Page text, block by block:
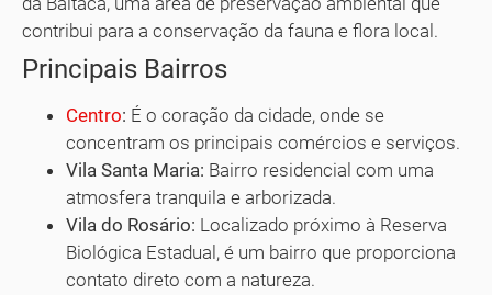
contribui para a conservação da fauna e flora local.
Principais Bairros
Centro: É o coração da cidade, onde se
concentram os principais comércios e serviços.
Vila Santa Maria: Bairro residencial com uma
atmosfera tranquila e arborizada.
Vila do Rosário: Localizado próximo à Reserva
Biológica Estadual, é um bairro que proporciona
contato direto com a natureza.